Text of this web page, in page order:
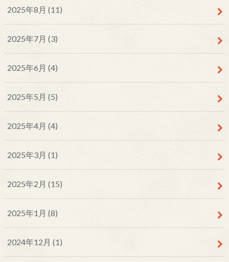
2025年8月 (11)
2025年7月 (3)
2025年6月 (4)
2025年5月 (5)
2025年4月 (4)
2025年3月 (1)
2025年2月 (15)
2025年1月 (8)
2024年12月 (1)